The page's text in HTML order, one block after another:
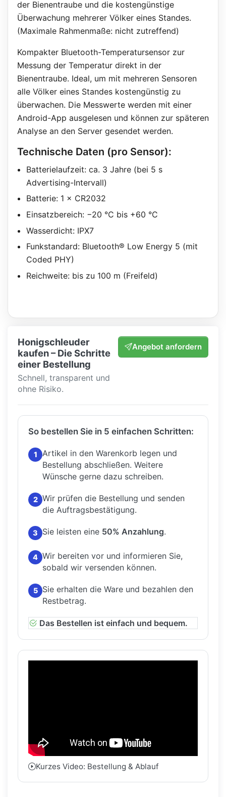
der Bienentraube und die kostengünstige
Überwachung mehrerer Völker eines Standes.
(Maximale Rahmenmaße: nicht zutreffend)
Kompakter Bluetooth-Temperatursensor zur
Messung der Temperatur direkt in der
Bienentraube. Ideal, um mit mehreren Sensoren
alle Völker eines Standes kostengünstig zu
überwachen. Die Messwerte werden mit einer
Android-App ausgelesen und können zur späteren
Analyse an den Server gesendet werden.
Technische Daten (pro Sensor):
Batterielaufzeit: ca. 3 Jahre (bei 5 s
Advertising-Intervall)
Batterie: 1 × CR2032
Einsatzbereich: −20 °C bis +60 °C
Wasserdicht: IPX7
Funkstandard: Bluetooth® Low Energy 5 (mit
Coded PHY)
Reichweite: bis zu 100 m (Freifeld)
Honigschleuder
kaufen – Die Schritte
einer Bestellung
Schnell, transparent und
ohne Risiko.
Angebot anfordern
So bestellen Sie in 5 einfachen Schritten:
1
Artikel in den Warenkorb legen und
Bestellung abschließen. Weitere
Wünsche gerne dazu schreiben.
2 Wir prüfen die Bestellung und senden
die Auftragsbestätigung.
3 Sie leisten eine 50% Anzahlung.
4 Wir bereiten vor und informieren Sie,
sobald wir versenden können.
5
Sie erhalten die Ware und bezahlen den
Restbetrag.
Das Bestellen ist einfach und bequem.
Kurzes Video: Bestellung & Ablauf